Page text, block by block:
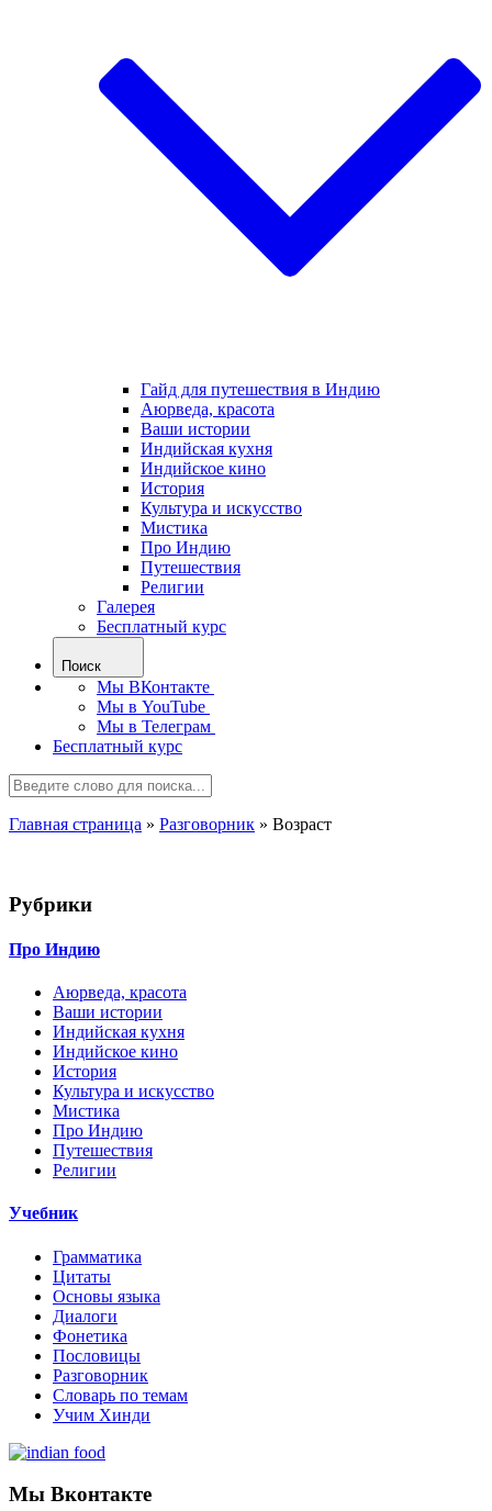
Гайд для путешествия в Индию
Аюрведа, красота
Ваши истории
Индийская кухня
Индийское кино
История
Культура и искусство
Мистика
Про Индию
Путешествия
Религии
Галерея
Бесплатный курс
Поиск
Мы ВКонтакте
Мы в YouTube
Мы в Телеграм
Бесплатный курс
Главная страница » Разговорник » Возраст
Рубрики
Про Индию
Аюрведа, красота
Ваши истории
Индийская кухня
Индийское кино
История
Культура и искусство
Мистика
Про Индию
Путешествия
Религии
Учебник
Грамматика
Цитаты
Основы языка
Диалоги
Фонетика
Пословицы
Разговорник
Словарь по темам
Учим Хинди
Мы Вконтакте